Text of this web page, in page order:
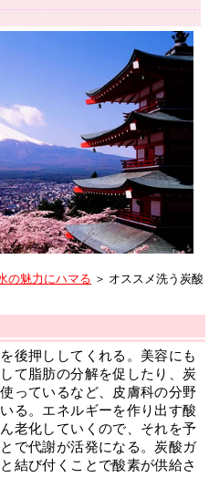
の魅力にハマる ＞ オススメ洗う炭酸
後押ししてくれる。美容にも
て脂肪の分解を促したり、炭
っているなど、皮膚科の分野
る。エネルギーを作り出す酸
老化していくので、それを予
で代謝が活発になる。炭酸ガ
結び付くことで酸素が供給さ